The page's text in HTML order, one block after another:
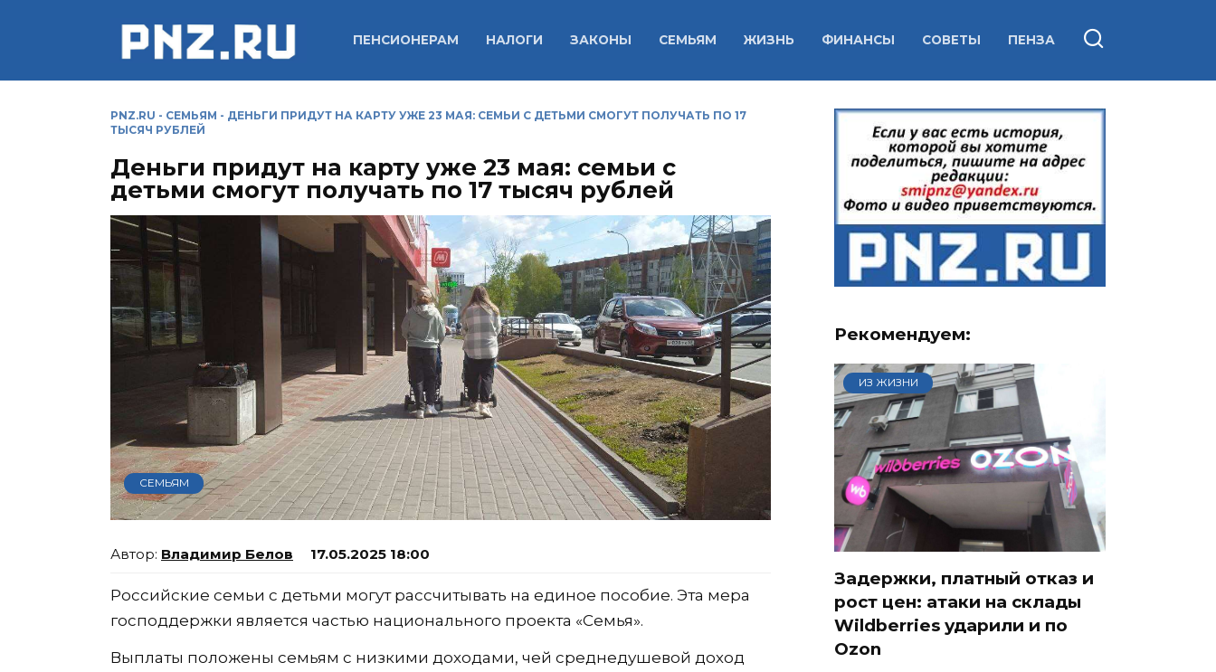
ПЕНСИОНЕРАМ НАЛОГИ ЗАКОНЫ СЕМЬЯМ ЖИЗНЬ ФИНАНСЫ СОВЕТЫ ПЕНЗА
PNZ.RU - СЕМЬЯМ - ДЕНЬГИ ПРИДУТ НА КАРТУ УЖЕ 23 МАЯ: СЕМЬИ С ДЕТЬМИ СМОГУТ ПОЛУЧАТЬ ПО 17
ТЫСЯЧ РУБЛЕЙ
Деньги придут на карту уже 23 мая: семьи с
детьми смогут получать по 17 тысяч рублей
СЕМЬЯМ
Владимир Белов 17.05.2025 18:00
Российские семьи с детьми могут рассчитывать на единое пособие. Эта мера
господдержки является частью национального проекта «Семья».
Выплаты положены семьям с низкими доходами, чей среднедушевой доход
Рекомендуем:
ИЗ ЖИЗНИ
Задержки, платный отказ и
рост цен: атаки на склады
Wildberries ударили и по
Ozon